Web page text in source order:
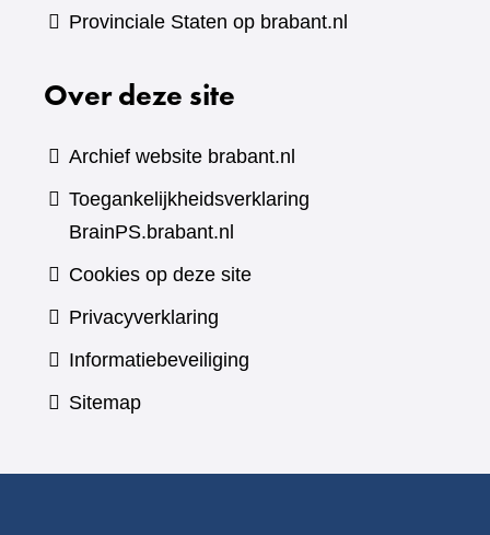
Provinciale Staten op brabant.nl
Over deze site
Archief website brabant.nl
Toegankelijkheidsverklaring
BrainPS.brabant.nl
Cookies op deze site
Privacyverklaring
Informatiebeveiliging
Sitemap